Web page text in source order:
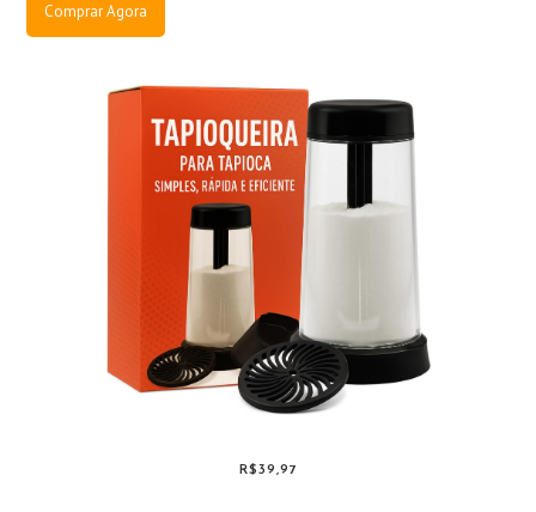
Comprar Agora
R$39,97